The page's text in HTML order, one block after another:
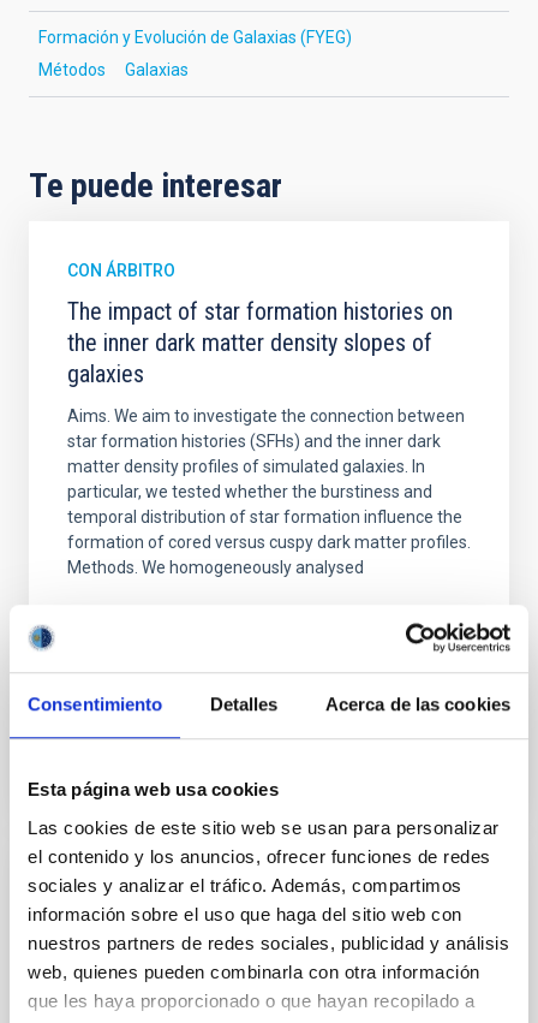
Consentimiento Detalles Acerca de las cookies
Esta página web usa cookies
Las cookies de este sitio web se usan para personalizar
el contenido y los anuncios, ofrecer funciones de redes
sociales y analizar el tráfico. Además, compartimos
información sobre el uso que haga del sitio web con
nuestros partners de redes sociales, publicidad y análisis
web, quienes pueden combinarla con otra información
que les haya proporcionado o que hayan recopilado a
Formación y Evolución de Galaxias (FYEG)
Métodos
Galaxias
Te puede interesar
CON ÁRBITRO
The impact of star formation histories on
the inner dark matter density slopes of
galaxies
Aims. We aim to investigate the connection between
star formation histories (SFHs) and the inner dark
matter density profiles of simulated galaxies. In
particular, we tested whether the burstiness and
temporal distribution of star formation influence the
formation of cored versus cuspy dark matter profiles.
Methods. We homogeneously analysed
NÚMERO DE CITAS 1
CON ÁRBITRO
Joining forces: 30 years of optical
monitoring of the Einstein Cross
We present extended optical monitoring of the